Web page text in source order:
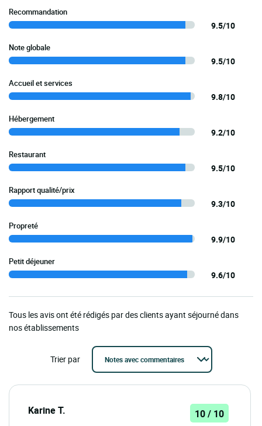
Recommandation
9.5/10
Note globale
9.5/10
Accueil et services
9.8/10
Hébergement
9.2/10
Restaurant
9.5/10
Rapport qualité/prix
9.3/10
Propreté
9.9/10
Petit déjeuner
9.6/10
Tous les avis ont été rédigés par des clients ayant séjourné dans
nos établissements
Trier par
Karine T. 10 / 10